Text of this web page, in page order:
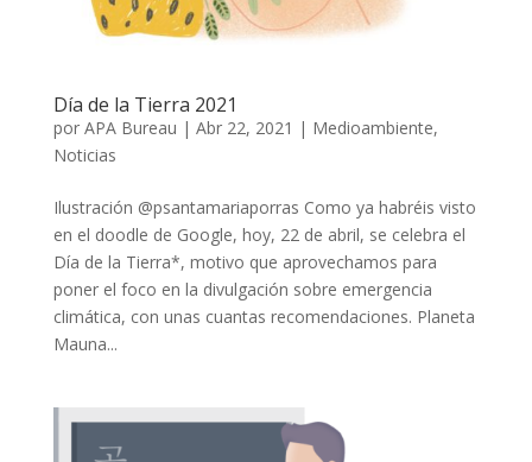
Día de la Tierra 2021
por APA Bureau | Abr 22, 2021 | Medioambiente,
Noticias
Ilustración @psantamariaporras Como ya habréis visto
en el doodle de Google, hoy, 22 de abril, se celebra el
Día de la Tierra*, motivo que aprovechamos para
poner el foco en la divulgación sobre emergencia
climática, con unas cuantas recomendaciones. Planeta
Mauna...